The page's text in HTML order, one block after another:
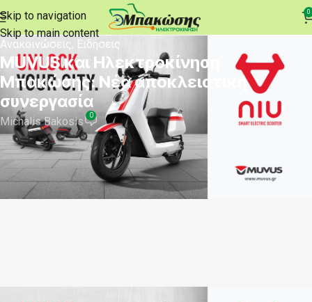
Skip to navigation
Skip to main content
0
Ανακοινώσεις, Ειδήσεις
MUVUS και Ηλεκτροκίνηση
Μπακώσης: Νέα αποκλειστική
συνεργασία
Michalis Bakosis 0